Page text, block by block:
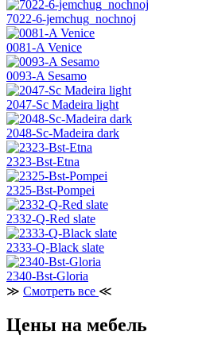
7022-6-jemchug_nochnoj
0081-A Venice
0093-A Sesamo
2047-Sc Madeira light
2048-Sc-Madeira dark
2323-Bst-Etna
2325-Bst-Pompei
2332-Q-Red slate
2333-Q-Black slate
2340-Bst-Gloria
≫ Смотреть все ≪
Цены на мебель